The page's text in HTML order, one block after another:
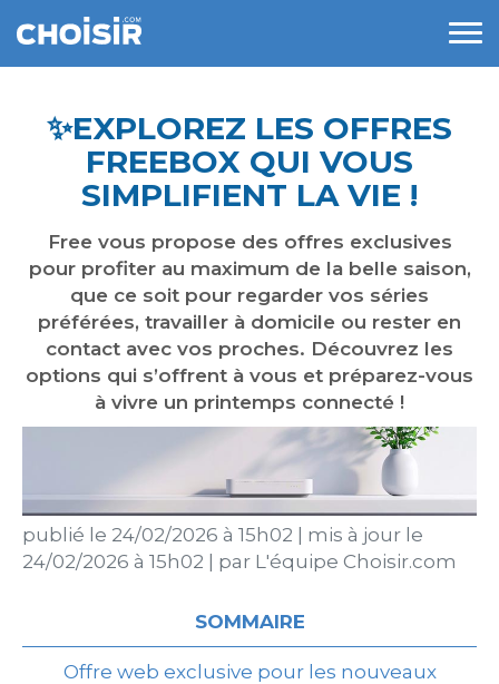
✨​EXPLOREZ LES OFFRES
FREEBOX QUI VOUS
SIMPLIFIENT LA VIE !
Free vous propose des offres exclusives
pour profiter au maximum de la belle saison,
que ce soit pour regarder vos séries
préférées, travailler à domicile ou rester en
contact avec vos proches. Découvrez les
options qui s’offrent à vous et préparez-vous
à vivre un printemps connecté !
publié le 24/02/2026 à 15h02
mis à jour le
24/02/2026 à 15h02
par L'équipe Choisir.com
SOMMAIRE
Offre web exclusive pour les nouveaux